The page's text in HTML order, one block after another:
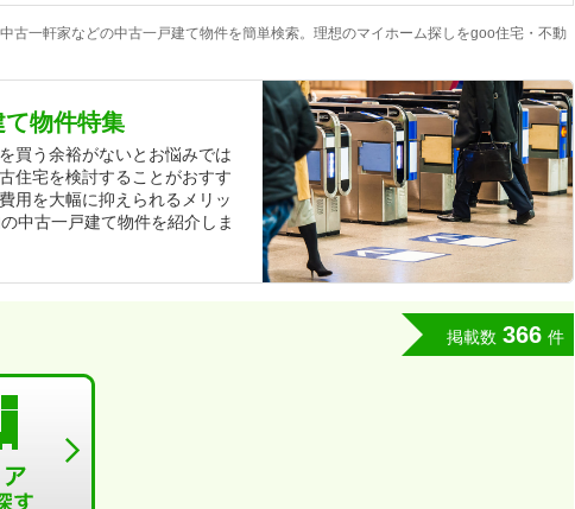
古一軒家などの中古一戸建て物件を簡単検索。理想のマイホーム探しをgoo住宅・不動
物件特集
買う余裕がないとお悩みでは
住宅を検討することがおすす
用を大幅に抑えられるメリッ
中古一戸建て物件を紹介しま
掲載数 366 件